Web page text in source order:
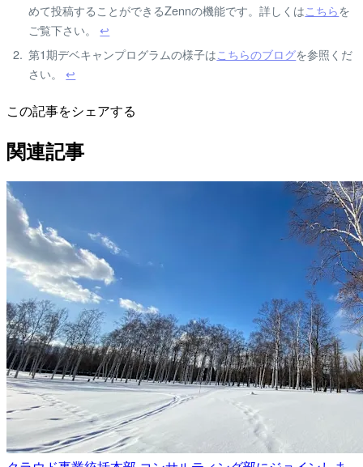
めて投稿することができるZennの機能です。詳しくはこちらを
ご覧下さい。↩
第1期デベキャンプログラムの様子はこちらのブログを参照くだ
さい。↩
この記事をシェアする
関連記事